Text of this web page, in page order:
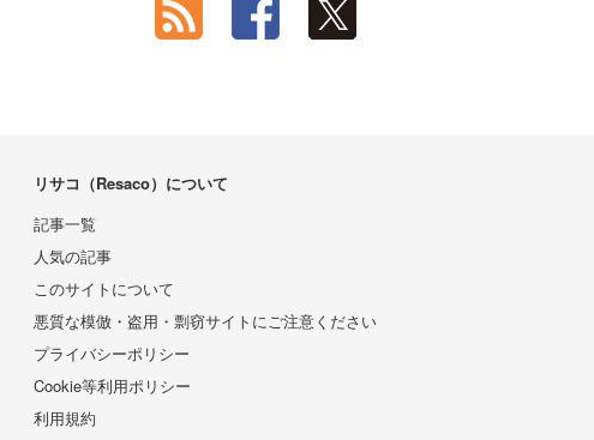
リサコ（Resaco）について
記事一覧
人気の記事
このサイトについて
悪質な模倣・盗用・剽窃サイトにご注意ください
プライバシーポリシー
Cookie等利用ポリシー
利用規約